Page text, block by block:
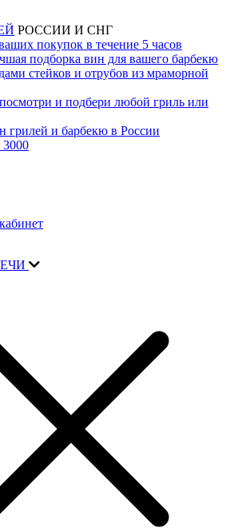
РОССИИ И СНГ
покупок в течение 5 часов
подборка вин для вашего барбекю
стейков и отрубов из мраморной
посмотри и подбери любой гриль или
грилей и барбекю в России
3000